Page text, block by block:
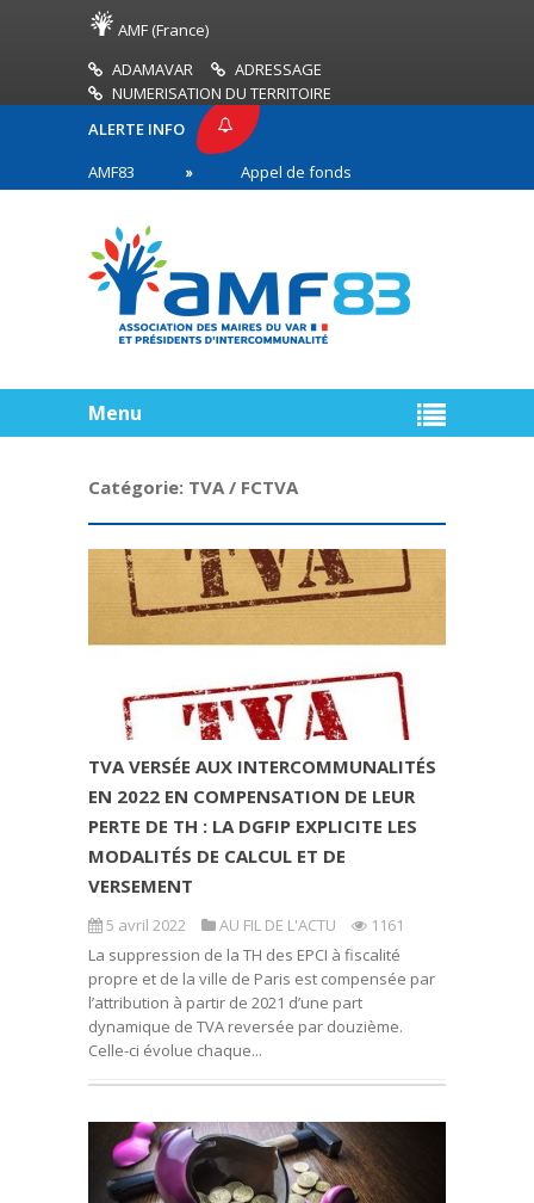
AMF (France)
ADAMAVAR
ADRESSAGE
NUMERISATION DU TERRITOIRE
ALERTE INFO
AMF83
Appel de fonds incendies de forêt
en première ligne
Menu
Catégorie: TVA / FCTVA
TVA VERSÉE AUX INTERCOMMUNALITÉS
EN 2022 EN COMPENSATION DE LEUR
PERTE DE TH : LA DGFIP EXPLICITE LES
MODALITÉS DE CALCUL ET DE
VERSEMENT
5 avril 2022 AU FIL DE L'ACTU
1161
La suppression de la TH des EPCI à fiscalité
propre et de la ville de Paris est compensée par
l’attribution à partir de 2021 d’une part
dynamique de TVA reversée par douzième.
Celle-ci évolue chaque...